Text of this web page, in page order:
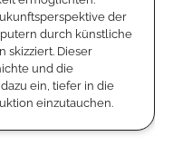
der
durch künstliche
skizziert. Dieser
und die
ein, tiefer in die
einzutauchen.